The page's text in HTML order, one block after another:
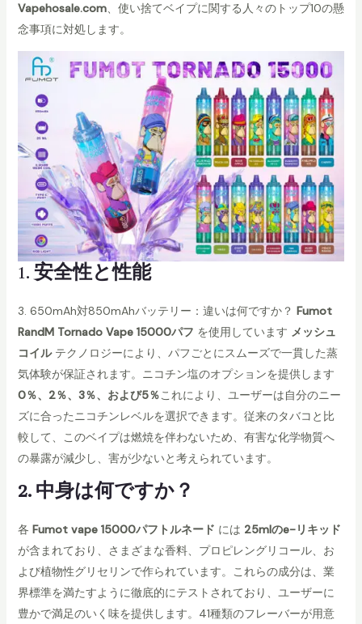
Vapehosale.com、使い捨てベイプに関する人々のトップ10の懸
念事項に対処します。
1. 安全性と性能
3. 650mAh対850mAhバッテリー：違いは何ですか？ Fumot
RandM Tornado Vape 15000パフ を使用しています メッシュ
コイルテクノロジーにより、パフごとにスムーズで一貫した蒸
気体験が保証されます。ニコチン塩のオプションを提供します
0％、2％、3％、および5％これにより、ユーザーは自分のニー
ズに合ったニコチンレベルを選択できます。従来のタバコと比
較して、このベイプは燃焼を伴わないため、有害な化学物質へ
の暴露が減少し、害が少ないと考えられています。
2. 中身は何ですか？
各 Fumot vape 15000パフトルネード には 25mlのe-リキッド
が含まれており、さまざまな香料、プロピレングリコール、お
よび植物性グリセリンで作られています。これらの成分は、業
界標準を満たすように徹底的にテストされており、ユーザーに
豊かで満足のいく味を提供します。41種類のフレーバーが用意